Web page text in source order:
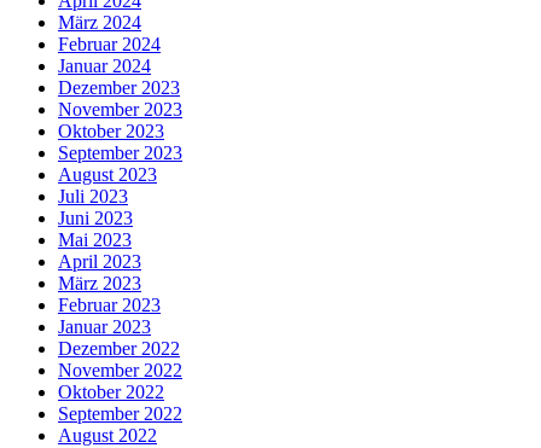
März 2024
Februar 2024
Januar 2024
Dezember 2023
November 2023
Oktober 2023
September 2023
August 2023
Juli 2023
Juni 2023
Mai 2023
April 2023
März 2023
Februar 2023
Januar 2023
Dezember 2022
November 2022
Oktober 2022
September 2022
August 2022